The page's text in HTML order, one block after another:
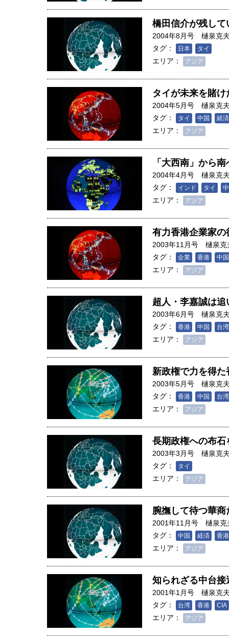
橋田信介が残して
2004年8月号
樋泉克夫
タグ：
日本 タイ
エリア： アジア
タイが未来を賭け
2004年5月号
樋泉克夫
タグ：
タイ 中国 経済
エリア： アジア
「大西南」から
2004年4月号
樋泉克夫
タグ：
インド タイ
エリア： アジア
有力香港企業家の
2003年11月号
樋泉克
タグ：
企業 香港 中国
エリア： アジア
超人・李嘉誠は追
2003年6月号
樋泉克夫
タグ：
香港 中国 台湾
エリア： アジア
新政権で力を得
2003年5月号
樋泉克夫
タグ：
香港 中国 台湾
エリア： アジア
長期政権への布
2003年3月号
樋泉克夫
タグ：
タイ
エリア： アジア
腕撫して待つ華商
2001年11月号
樋泉克
タグ：
中国 経済 香港
エリア： アジア
知られざる中台接
2001年1月号
樋泉克夫
タグ：
台湾 香港 CIA
エリア： アジア
人は「地上の太陽」を手にする
合発電の現在地――実現・普及
界像」｜江尻晶・東京大学大学
創成科学研究科教授（4）｜ 関